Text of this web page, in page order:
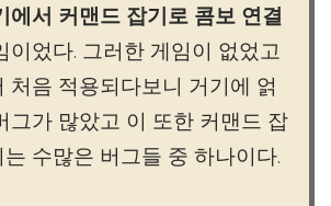
에서 커맨드 잡기로 콤보 연결
이었다. 그러한 게임이 없었고
처음 적용되다보니 거기에 얽
그가 많았고 이 또한 커맨드 잡
수많은 버그들 중 하나이다.